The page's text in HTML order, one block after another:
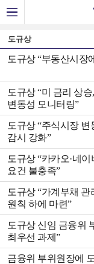
도규상
도규상 “부동산시
도규상 “미 금리 상
변동성 모니터링”
도규상 “주식시장
감시 강화”
도규상 “카카오·네
요건 불충족”
도규상 “가계부채 관
원칙 하에 마련”
도규상 신임 금융위
최우선 과제”
금융위 부위원장에